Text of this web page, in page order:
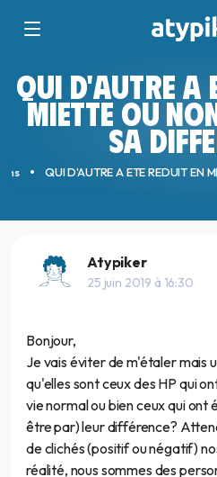
QUI D'AUTRE A
MIETTE OU
SA
QUI D'AUTRE A ETE REDUIT EN
Atypiker
25 juin 2019 à 16:30
Bonjour,
Je vais éviter de m'étaler mais
qu'elles sont ceux des HP qui
vie normal ou bien ceux qui
être par) leur différence?
de clichés (positif ou négatif)
réalité, nous sommes des